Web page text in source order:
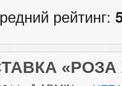
рейтинг:
«РОЗА